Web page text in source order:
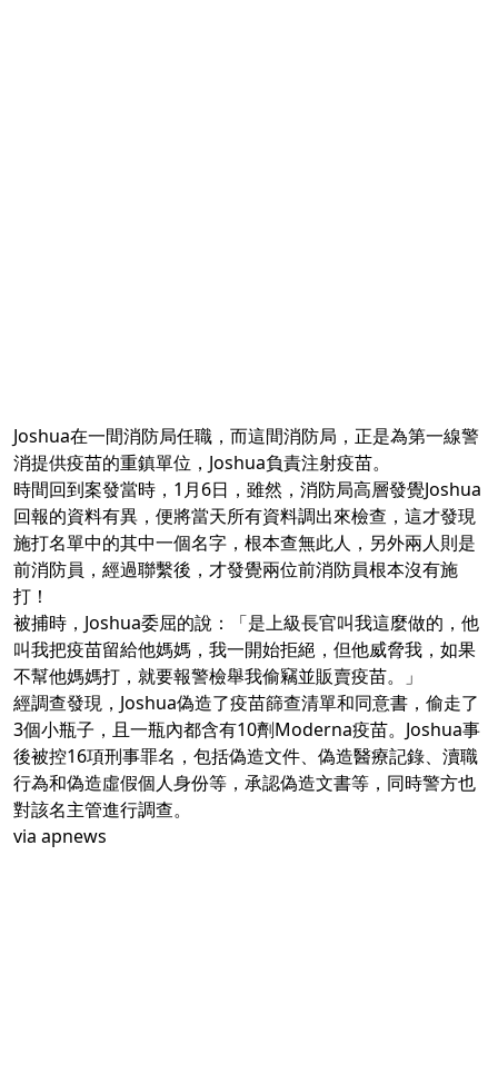
Joshua在一間消防局任職，而這間消防局，正是為第一線警
消提供疫苗的重鎮單位，Joshua負責注射疫苗。
時間回到案發當時，1月6日，雖然，消防局高層發覺Joshua
回報的資料有異，便將當天所有資料調出來檢查，這才發現
施打名單中的其中一個名字，根本查無此人，另外兩人則是
前消防員，經過聯繫後，才發覺兩位前消防員根本沒有施
打！
被捕時，Joshua委屈的說：「是上級長官叫我這麼做的，他
叫我把疫苗留給他媽媽，我一開始拒絕，但他威脅我，如果
不幫他媽媽打，就要報警檢舉我偷竊並販賣疫苗。」
經調查發現，Joshua偽造了疫苗篩查清單和同意書，偷走了
3個小瓶子，且一瓶內都含有10劑Moderna疫苗。Joshua事
後被控16項刑事罪名，包括偽造文件、偽造醫療記錄、瀆職
行為和偽造虛假個人身份等，承認偽造文書等，同時警方也
對該名主管進行調查。
via apnews